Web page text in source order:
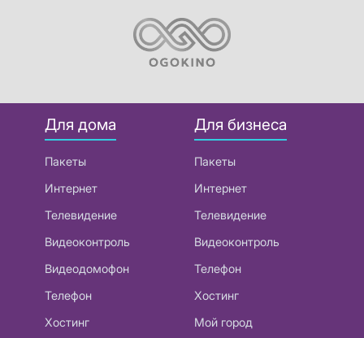
Для дома
Пакеты
Интернет
Телевидение
Видеоконтроль
Видеодомофон
Телефон
Хостинг
Для бизнеса
Пакеты
Интернет
Телевидение
Видеоконтроль
Телефон
Хостинг
Мой город